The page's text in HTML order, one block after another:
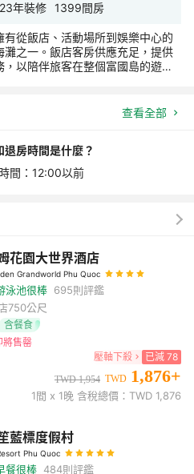
年裝修 1399間房
從飯店、活動場所到娛樂中心的
之一。飯店客房供應充足，提供
以陪伴旅客在整個富國島的遊
查看全部
房時間是什麼？
間：12:00以前
花園大世界酒店
Grandworld Phu Quoc
泳池很棒 695則評鑑
750公尺
含餐食
將售罄
壓軸下殺
已減 78
TWD 1,954 TWD 1,876+
1間 x 1晚 含稅總價：TWD 1,876
藍標度假村
Phu Quoc
餐很棒 484則評鑑